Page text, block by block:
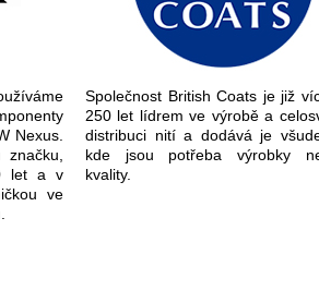
Nexus.
let a v
ve
Společnost British Coats je již
250 let lídrem ve výrobě a
distribuci nití a dodává je
kde jsou potřeba výrobky
kvality.